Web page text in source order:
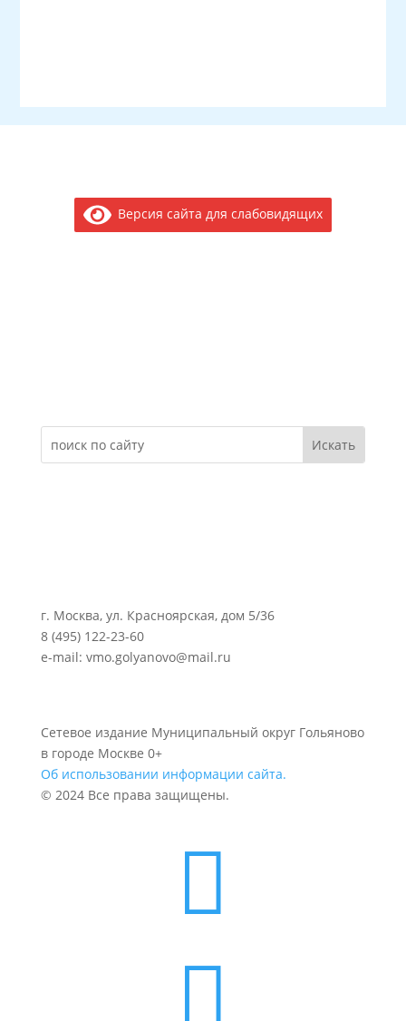
Версия сайта для слабовидящих
г. Москва, ул. Красноярская, дом 5/36
8 (495) 122-23-60
e-mail: vmo.golyanovo@mail.ru
Сетевое издание Муниципальный округ Гольяново
в городе Москве 0+
Об использовании информации сайта.
© 2024 Все права защищены.

